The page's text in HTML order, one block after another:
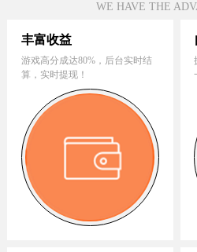
WE HAVE THE
丰富收益
游戏高分成达80%，后台实时结
算，实时提现！